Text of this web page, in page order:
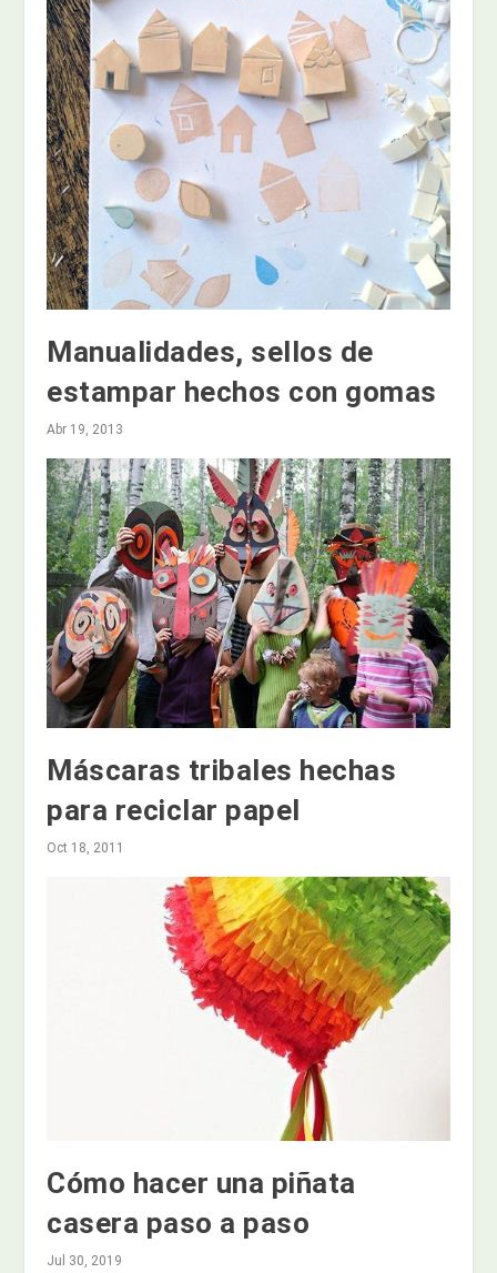
Manualidades, sellos de
estampar hechos con gomas
Abr 19, 2013
Máscaras tribales hechas
para reciclar papel
Oct 18, 2011
Cómo hacer una piñata
casera paso a paso
Jul 30, 2019